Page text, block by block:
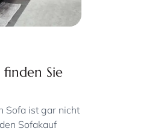
finden Sie
Sofa ist gar nicht
Sofakauf